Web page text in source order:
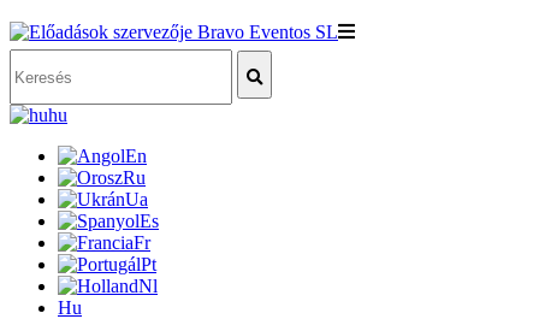
hu
En
Ru
Ua
Es
Fr
Pt
Nl
Hu